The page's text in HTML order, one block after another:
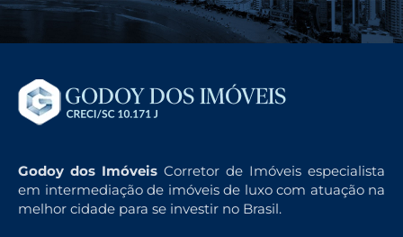
Godoy dos Imóveis Corretor de Imóveis especialista
em intermediação de imóveis de luxo com atuação na
melhor cidade para se investir no Brasil.